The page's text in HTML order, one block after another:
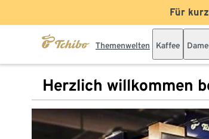
Für
Themenwelten Kaffee
Herzlich willkommen